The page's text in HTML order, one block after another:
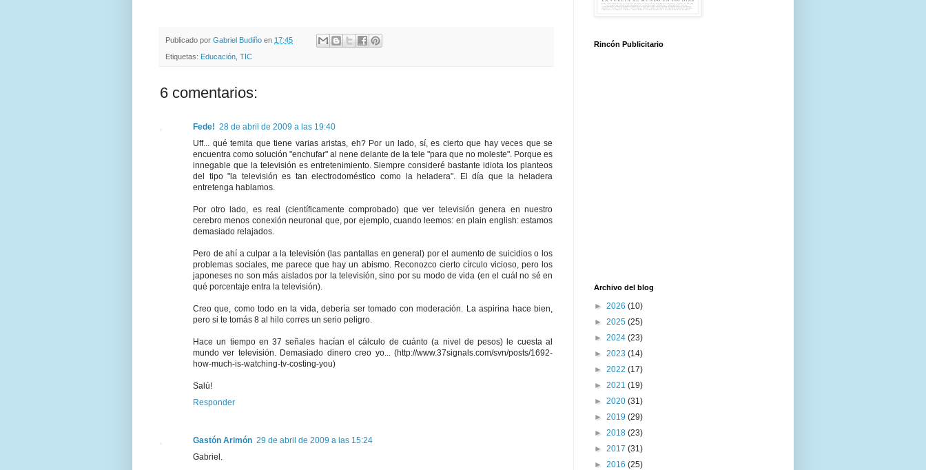
Publicado por Gabriel Budiño en 17:45
Etiquetas: Educación TIC
6 comentarios:
Fede! 28 de abril de 2009 a las 19:40
Uff... qué temita que tiene varias aristas, eh? Por un lado, sí, es cierto que hay veces que se
encuentra como solución "enchufar" al nene delante de la tele "para que no moleste". Porque es
innegable que la televisión es entretenimiento. Siempre consideré bastante idiota los planteos
del tipo "la televisión es tan electrodoméstico como la heladera". El día que la heladera
entretenga hablamos.
Por otro lado, es real (científicamente comprobado) que ver televisión genera en nuestro
cerebro menos conexión neuronal que, por ejemplo, cuando leemos: en plain english: estamos
demasiado relajados.
Pero de ahí a culpar a la televisión (las pantallas en general) por el aumento de suicidios o los
problemas sociales, me parece que hay un abismo. Reconozco cierto círculo vicioso, pero los
japoneses no son más aislados por la televisión, sino por su modo de vida (en el cuál no sé en
qué porcentaje entra la televisión).
Creo que, como todo en la vida, debería ser tomado con moderación. La aspirina hace bien,
pero si te tomás 8 al hilo corres un serio peligro.
Hace un tiempo en 37 señales hacían el cálculo de cuánto (a nivel de pesos) le cuesta al
mundo ver televisión. Demasiado dinero creo yo... (http://www.37signals.com/svn/posts/1692-
how-much-is-watching-tv-costing-you)
Salú!
Responder
Gastón Arimón 29 de abril de 2009 a las 15:24
Gabriel.
Rincón Publicitario
Archivo del blog
► 2026 (10)
► 2025 (25)
► 2024 (23)
► 2023 (14)
► 2022 (17)
► 2021 (19)
► 2020 (31)
► 2019 (29)
► 2018 (23)
► 2017 (31)
► 2016 (25)